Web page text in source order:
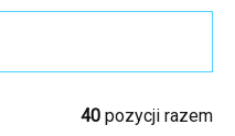
40 pozycji razem